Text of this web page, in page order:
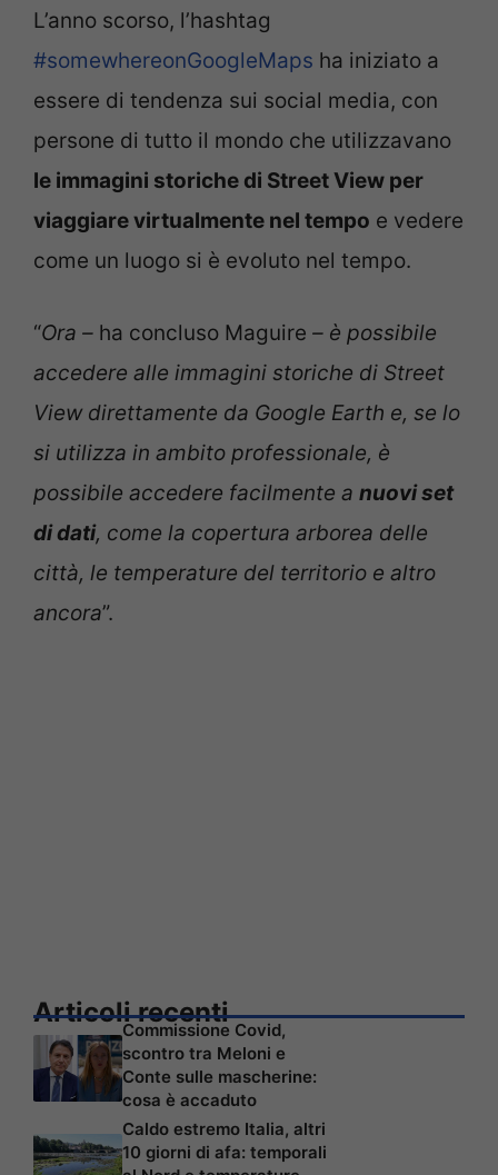
L’anno scorso, l’hashtag
#somewhereonGoogleMaps ha iniziato a
essere di tendenza sui social media, con
persone di tutto il mondo che utilizzavano
le immagini storiche di Street View per
viaggiare virtualmente nel tempo e vedere
come un luogo si è evoluto nel tempo.
“Ora – ha concluso Maguire – è possibile
accedere alle immagini storiche di Street
View direttamente da Google Earth e, se lo
si utilizza in ambito professionale, è
possibile accedere facilmente a nuovi set
di dati, come la copertura arborea delle
città, le temperature del territorio e altro
ancora”.
Articoli recenti
Commissione Covid,
scontro tra Meloni e
Conte sulle mascherine:
cosa è accaduto
Caldo estremo Italia, altri
10 giorni di afa: temporali